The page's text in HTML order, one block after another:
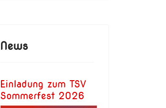
News
Einladung zum TSV
Sommerfest 2026